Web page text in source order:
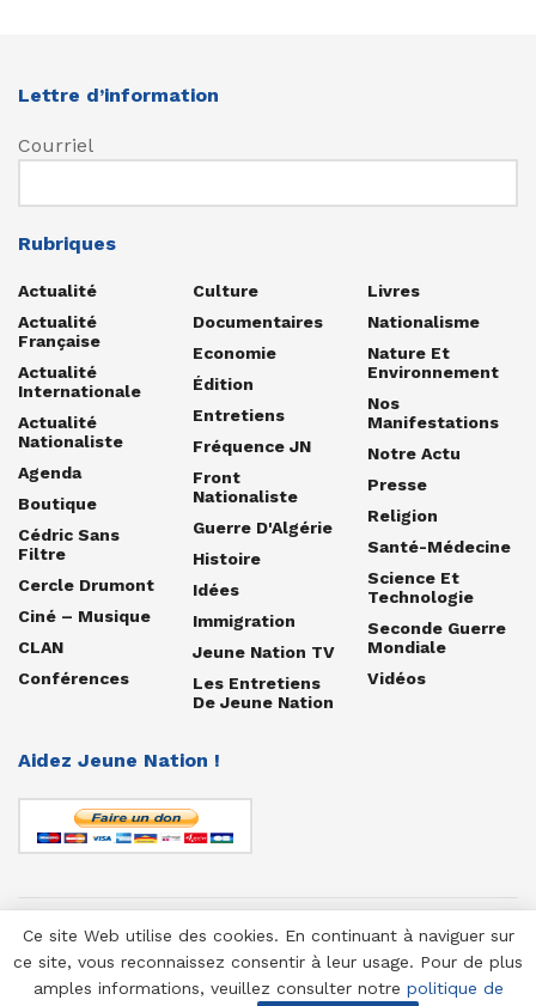
Lettre d’information
Courriel
Rubriques
Actualité
Actualité
Française
Actualité
Internationale
Actualité
Nationaliste
Agenda
Boutique
Cédric Sans
Filtre
Cercle Drumont
Ciné – Musique
CLAN
Conférences
Culture
Documentaires
Economie
Édition
Entretiens
Fréquence JN
Front
Nationaliste
Guerre D'Algérie
Histoire
Idées
Immigration
Jeune Nation TV
Les Entretiens
De Jeune Nation
Livres
Nationalisme
Nature Et
Environnement
Nos
Manifestations
Notre Actu
Presse
Religion
Santé-Médecine
Science Et
Technologie
Seconde Guerre
Mondiale
Vidéos
Aidez Jeune Nation !
© 1958-2025 Jeune Nation
Ce site Web utilise des cookies. En continuant à naviguer sur
ce site, vous reconnaissez consentir à leur usage. Pour de plus
amples informations, veuillez consulter notre politique de